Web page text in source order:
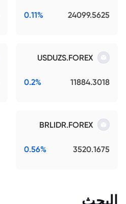
24099.5625
0.11%
USDUZS.FOREX
11884.3018
0.2%
BRLIDR.FOREX
3520.1675
0.56%